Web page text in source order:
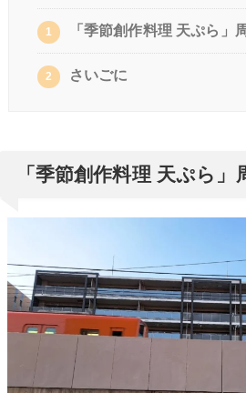
1 「季節創作料理 天ぷら」
2 さいごに
「季節創作料理 天ぷら」